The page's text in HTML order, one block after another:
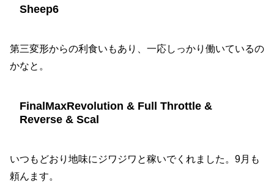
Sheep6
第三変形からの利食いもあり、一応しっかり働いているの
かなと。
FinalMaxRevolution & Full Throttle &
Reverse & Scal
いつもどおり地味にジワジワと稼いでくれました。9月も
頼んます。